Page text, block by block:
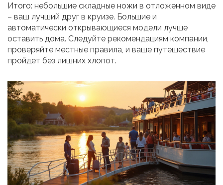
Итого: небольшие складные ножи в отложенном виде
– ваш лучший друг в круизе. Большие и
автоматически открывающиеся модели лучше
оставить дома. Следуйте рекомендациям компании,
проверяйте местные правила, и ваше путешествие
пройдет без лишних хлопот.